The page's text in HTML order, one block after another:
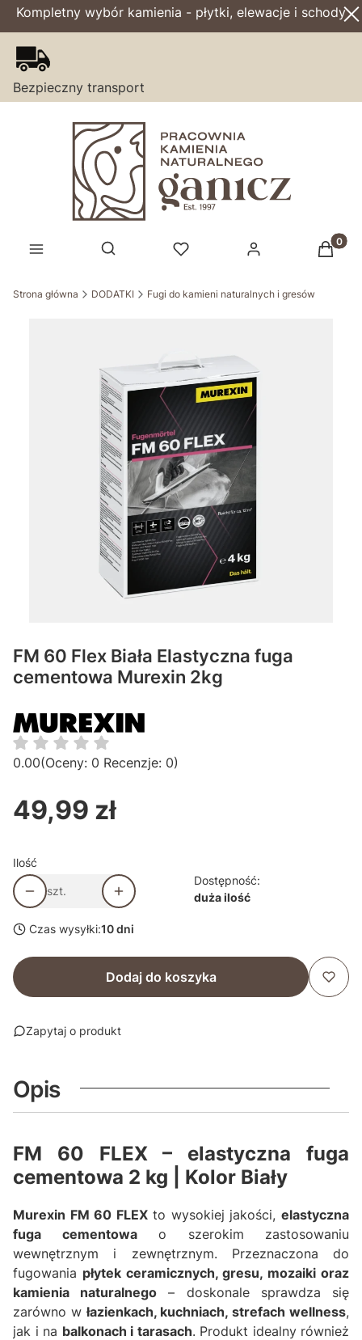
Kompletny wybór kamienia - płytki, elewacje i schody
Bezpieczny transport
Otwórz wyszukiwarkę
Strona główna DODATKI Fugi do kamieni naturalnych i gresów
FM 60 Flex Biała Elastyczna fuga
cementowa Murexin 2kg
0.00(Oceny: 0 Recenzje: 0)
Cena
49,99 zł
Ilość
szt.
Dostępność:
duża ilość
Czas wysyłki:10 dni
Dodaj do koszyka
Zapytaj o produkt
Opis
FM 60 FLEX – elastyczna fuga
cementowa 2 kg | Kolor Biały
Murexin FM 60 FLEXto wysokiej jakości,elastyczna
fuga cementowao szerokim zastosowaniu
wewnętrznym i zewnętrznym. Przeznaczona do
fugowania płytek ceramicznych, gresu, mozaiki oraz
kamienia naturalnego – doskonale sprawdza się
zarówno włazienkach, kuchniach, strefach wellness,
jak i na balkonach i tarasach. Produkt idealny również